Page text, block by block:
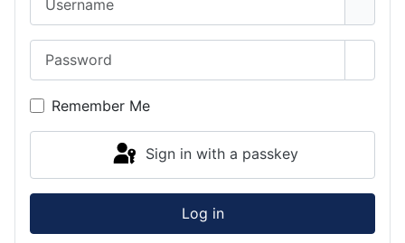
Remember Me
Sign in with a passkey
Log in